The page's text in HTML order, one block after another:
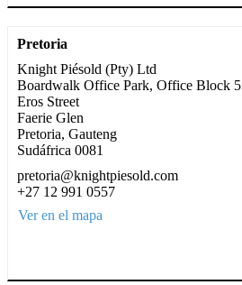
Pretoria
Knight Piésold (Pty) Ltd
Boardwalk Office Park, Office Block 5
Eros Street
Faerie Glen
Pretoria, Gauteng
Sudáfrica 0081
pretoria@knightpiesold.com
+27 12 991 0557
Ver en el mapa